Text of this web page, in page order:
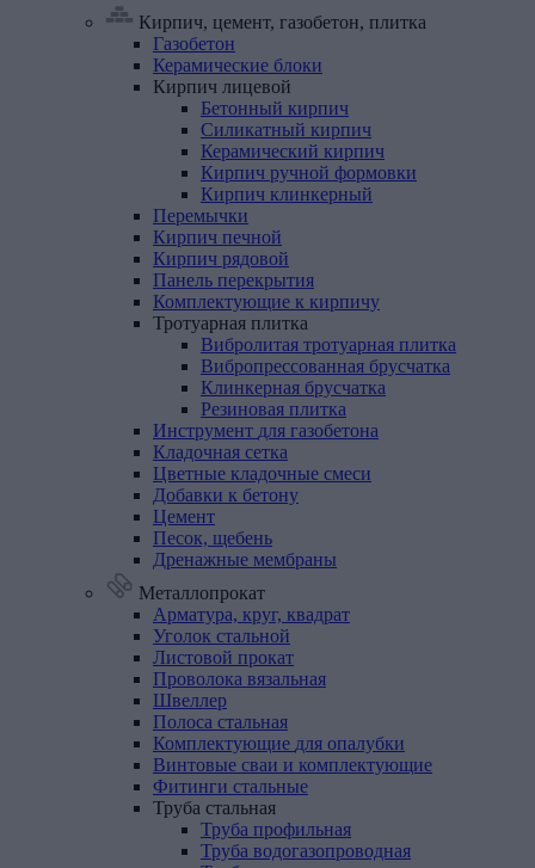
Кирпич, цемент, газобетон, плитка
Газобетон
Керамические блоки
Кирпич лицевой
Бетонный кирпич
Силикатный кирпич
Керамический кирпич
Кирпич ручной формовки
Кирпич клинкерный
Перемычки
Кирпич печной
Кирпич рядовой
Панель перекрытия
Комплектующие к кирпичу
Тротуарная плитка
Вибролитая тротуарная плитка
Вибропрессованная брусчатка
Клинкерная брусчатка
Резиновая плитка
Инструмент для газобетона
Кладочная сетка
Цветные кладочные смеси
Добавки к бетону
Цемент
Песок, щебень
Дренажные мембраны
Металлопрокат
Арматура, круг, квадрат
Уголок стальной
Листовой прокат
Проволока вязальная
Швеллер
Полоса стальная
Комплектующие для опалубки
Винтовые сваи и комплектующие
Фитинги стальные
Труба стальная
Труба профильная
Труба водогазопроводная